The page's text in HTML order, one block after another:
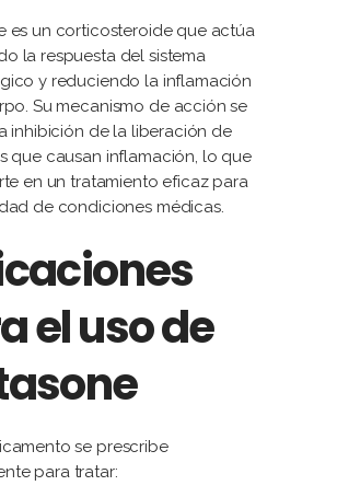
es un corticosteroide que actúa
la respuesta del sistema
y reduciendo la inflamación
Su mecanismo de acción se
inhibición de la liberación de
que causan inflamación, lo que
en un tratamiento eficaz para
de condiciones médicas.
el uso de
se prescribe
para tratar: